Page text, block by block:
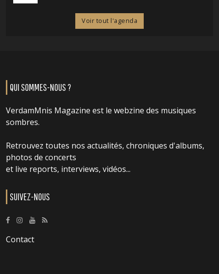
Voir tout l'agenda
QUI SOMMES-NOUS ?
VerdamMnis Magazine est le webzine des musiques
sombres.
Retrouvez toutes nos actualités, chroniques d'albums,
photos de concerts
et live reports, interviews, vidéos...
SUIVEZ-NOUS
Contact